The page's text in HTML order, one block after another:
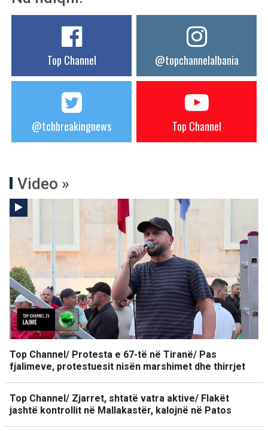
Top Channel @topchannelalbania
@tchbreakingnews Top Channel
Video »
Top Channel/ Protesta e 67-të në Tiranë/ Pas
fjalimeve, protestuesit nisën marshimet dhe thirrjet
Top Channel/ Zjarret, shtatë vatra aktive/ Flakët
jashtë kontrollit në Mallakastër, kalojnë në Patos